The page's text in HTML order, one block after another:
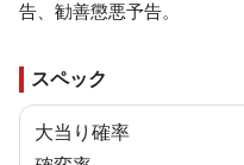
告、勧善懲悪予告。
スペック
大当り確率